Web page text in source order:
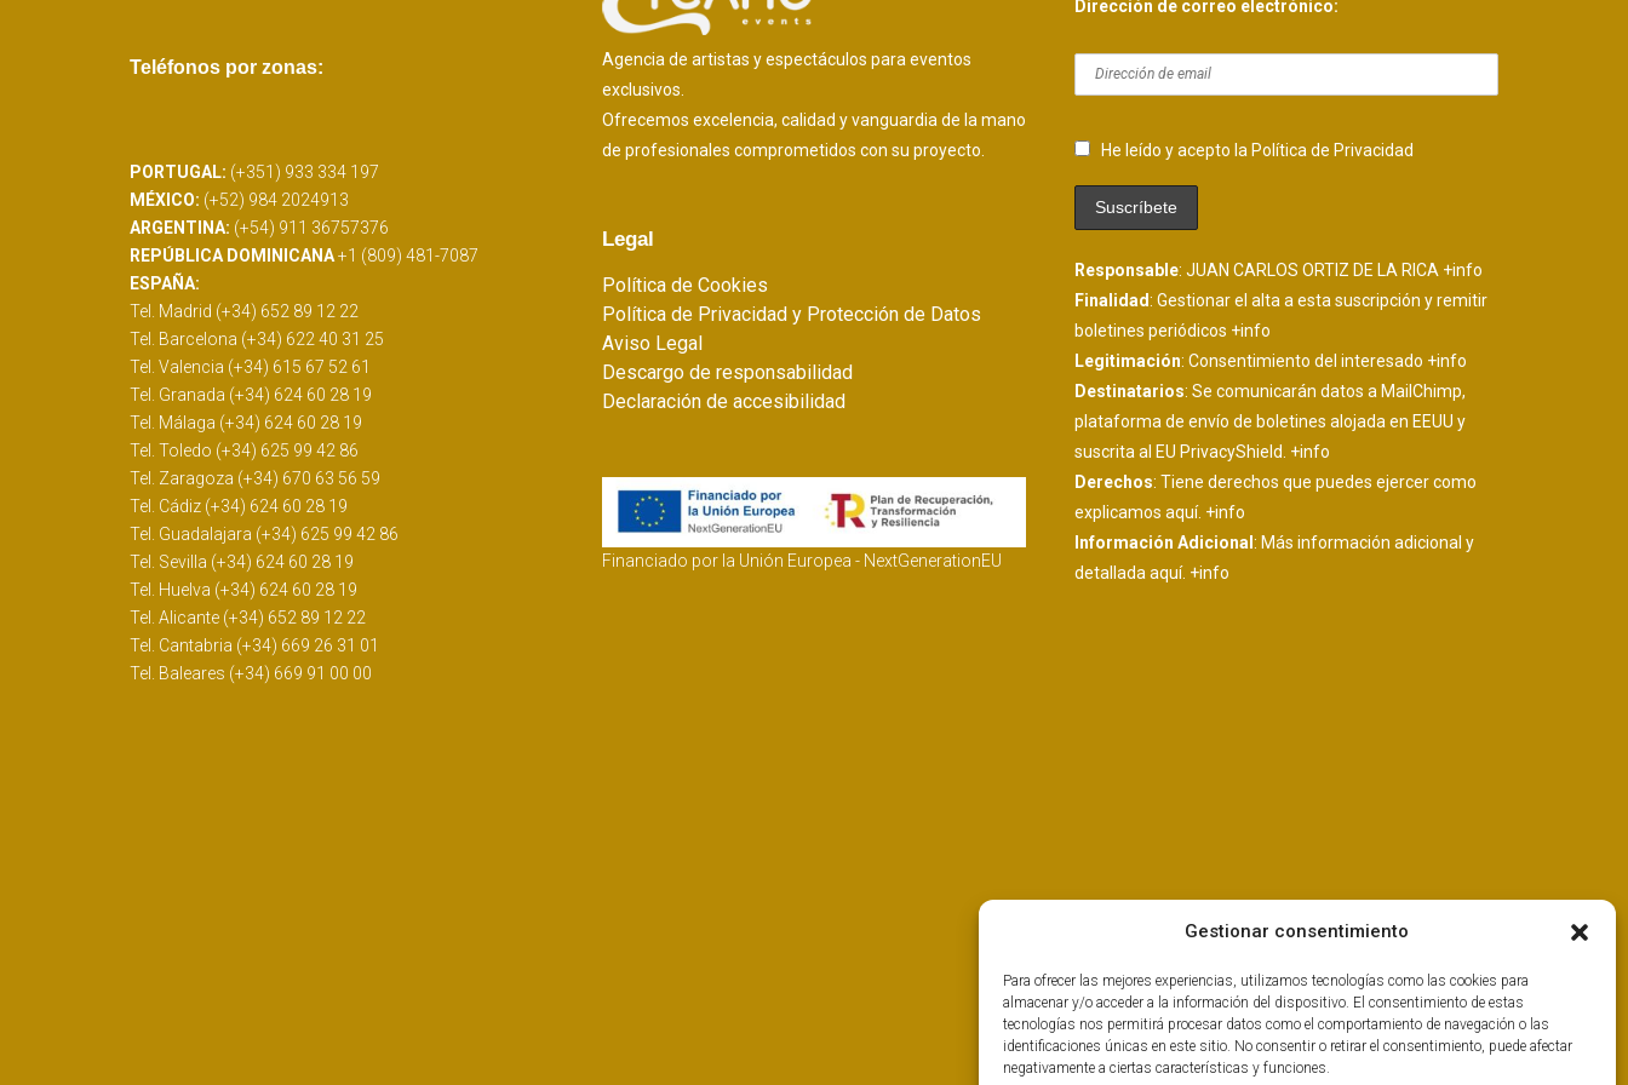
Gestionar consentimiento
Para ofrecer las mejores experiencias, utilizamos tecnologías como las cookies para
almacenar y/o acceder a la información del dispositivo. El consentimiento de estas
tecnologías nos permitirá procesar datos como el comportamiento de navegación o las
identificaciones únicas en este sitio. No consentir o retirar el consentimiento, puede afectar
negativamente a ciertas características y funciones.
Teléfonos por zonas:
PORTUGAL: (+351) 933 334 197
MÉXICO: (+52) 984 2024913
ARGENTINA: (+54) 911 36757376
REPÚBLICA DOMINICANA+1 (809) 481-7087
ESPAÑA:
Tel. Madrid (+34) 652 89 12 22
Tel. Barcelona (+34) 622 40 31 25
Tel. Valencia (+34) 615 67 52 61
Tel. Granada (+34) 624 60 28 19
Tel. Málaga (+34) 624 60 28 19
Tel. Toledo (+34) 625 99 42 86
Tel. Zaragoza (+34) 670 63 56 59
Tel. Cádiz (+34) 624 60 28 19
Tel. Guadalajara (+34) 625 99 42 86
Tel. Sevilla (+34) 624 60 28 19
Tel. Huelva (+34) 624 60 28 19
Tel. Alicante (+34) 652 89 12 22
Tel. Cantabria (+34) 669 26 31 01
Tel. Baleares (+34) 669 91 00 00
Agencia de artistas y espectáculos para eventos
exclusivos.
Ofrecemos excelencia, calidad y vanguardia de la mano
de profesionales comprometidos con su proyecto.
Legal
Política de Cookies
Política de Privacidad y Protección de Datos
Aviso Legal
Descargo de responsabilidad
Declaración de accesibilidad
Financiado por la Unión Europea - NextGenerationEU
Dirección de correo electrónico:
He leído y acepto la Política de Privacidad
Responsable: JUAN CARLOS ORTIZ DE LA RICA +info
Finalidad: Gestionar el alta a esta suscripción y remitir
boletines periódicos +info
Legitimación: Consentimiento del interesado +info
Destinatarios: Se comunicarán datos a MailChimp,
plataforma de envío de boletines alojada en EEUU y
suscrita al EU PrivacyShield. +info
Derechos: Tiene derechos que puedes ejercer como
explicamos aquí. +info
Información Adicional : Más información adicional y
detallada aquí. +info